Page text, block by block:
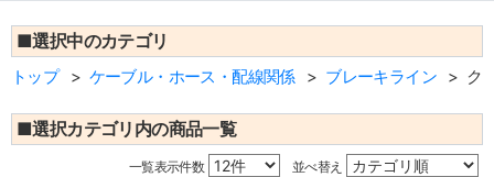
■選択中のカテゴリ
トップ ケーブル・ホース・配線関係 ブレーキライン ク
■選択カテゴリ内の商品一覧
一覧表示件数 並べ替え